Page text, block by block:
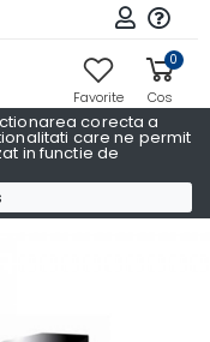
corecta a
care ne permit
in functie de
Favorite
0
Cos